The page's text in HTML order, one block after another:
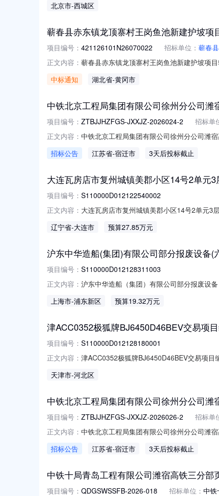
网站进行挂牌信息披露的链接：https://
北京市-西城区
蕲春县赤东镇龙顶寨村王岗鱼池新建护坡项
项目编号： 421126101N26070022 招标单位： 蕲春
正文内容： 蕲春县赤东镇龙顶寨村王岗鱼池新建护坡项
时间：2026-08-07交易结果公示结束时间
中标通知 湖北省-黄冈市
中铁北京工程局集团有限公司徐州分公司
项目编号： ZTBJJHZFGS-JXXJZ-2026024-2
招标单
正文内容： 中铁北京工程局集团有限公司徐州分公司潍
铁江苏段站前2标项目经理部纪检监察联系
招标公告 江苏省-宿迁市 3天后投标截止
大连瓦房店市复州城镇美郡小区14号2单元
项目编号： S110000D012122540002
正文内容： 大连瓦房店市复州城镇美郡小区14号2单元3
估值：批准单位名称：挂牌价格：27.846万
辽宁省-大连市 预算27.85万元
沪东中华造船(集团)有限公司部分报废设备
项目编号： S110000D012128311003
正文内容： 沪东中华造船（集团）有限公司部分报废设
产评估值：批准单位名称：挂牌价格：
上海市-浦东新区 预算19.32万元
津ACC0352极狐牌BJ6450D46BEV交易项
项目编号： S110000D012128180001
正文内容： 津ACC0352极狐牌BJ6450D46BEV交易项
期：2026-8-7在交易机构网站进行挂牌信息
天津市-河北区
中铁北京工程局集团有限公司徐州分公司
项目编号： ZTBJJHZFGS-JXXJZ-2026026-2
招标单
正文内容： 中铁北京工程局集团有限公司徐州分公司潍
铁江苏段站前2标项目经理部纪检监察联系
招标公告 江苏省-宿迁市 3天后投标截止
中铁十局青岛工程有限公司潍宿高铁三分部
项目编号： QDGSWSSFB-2026-018 招标单位： 中铁